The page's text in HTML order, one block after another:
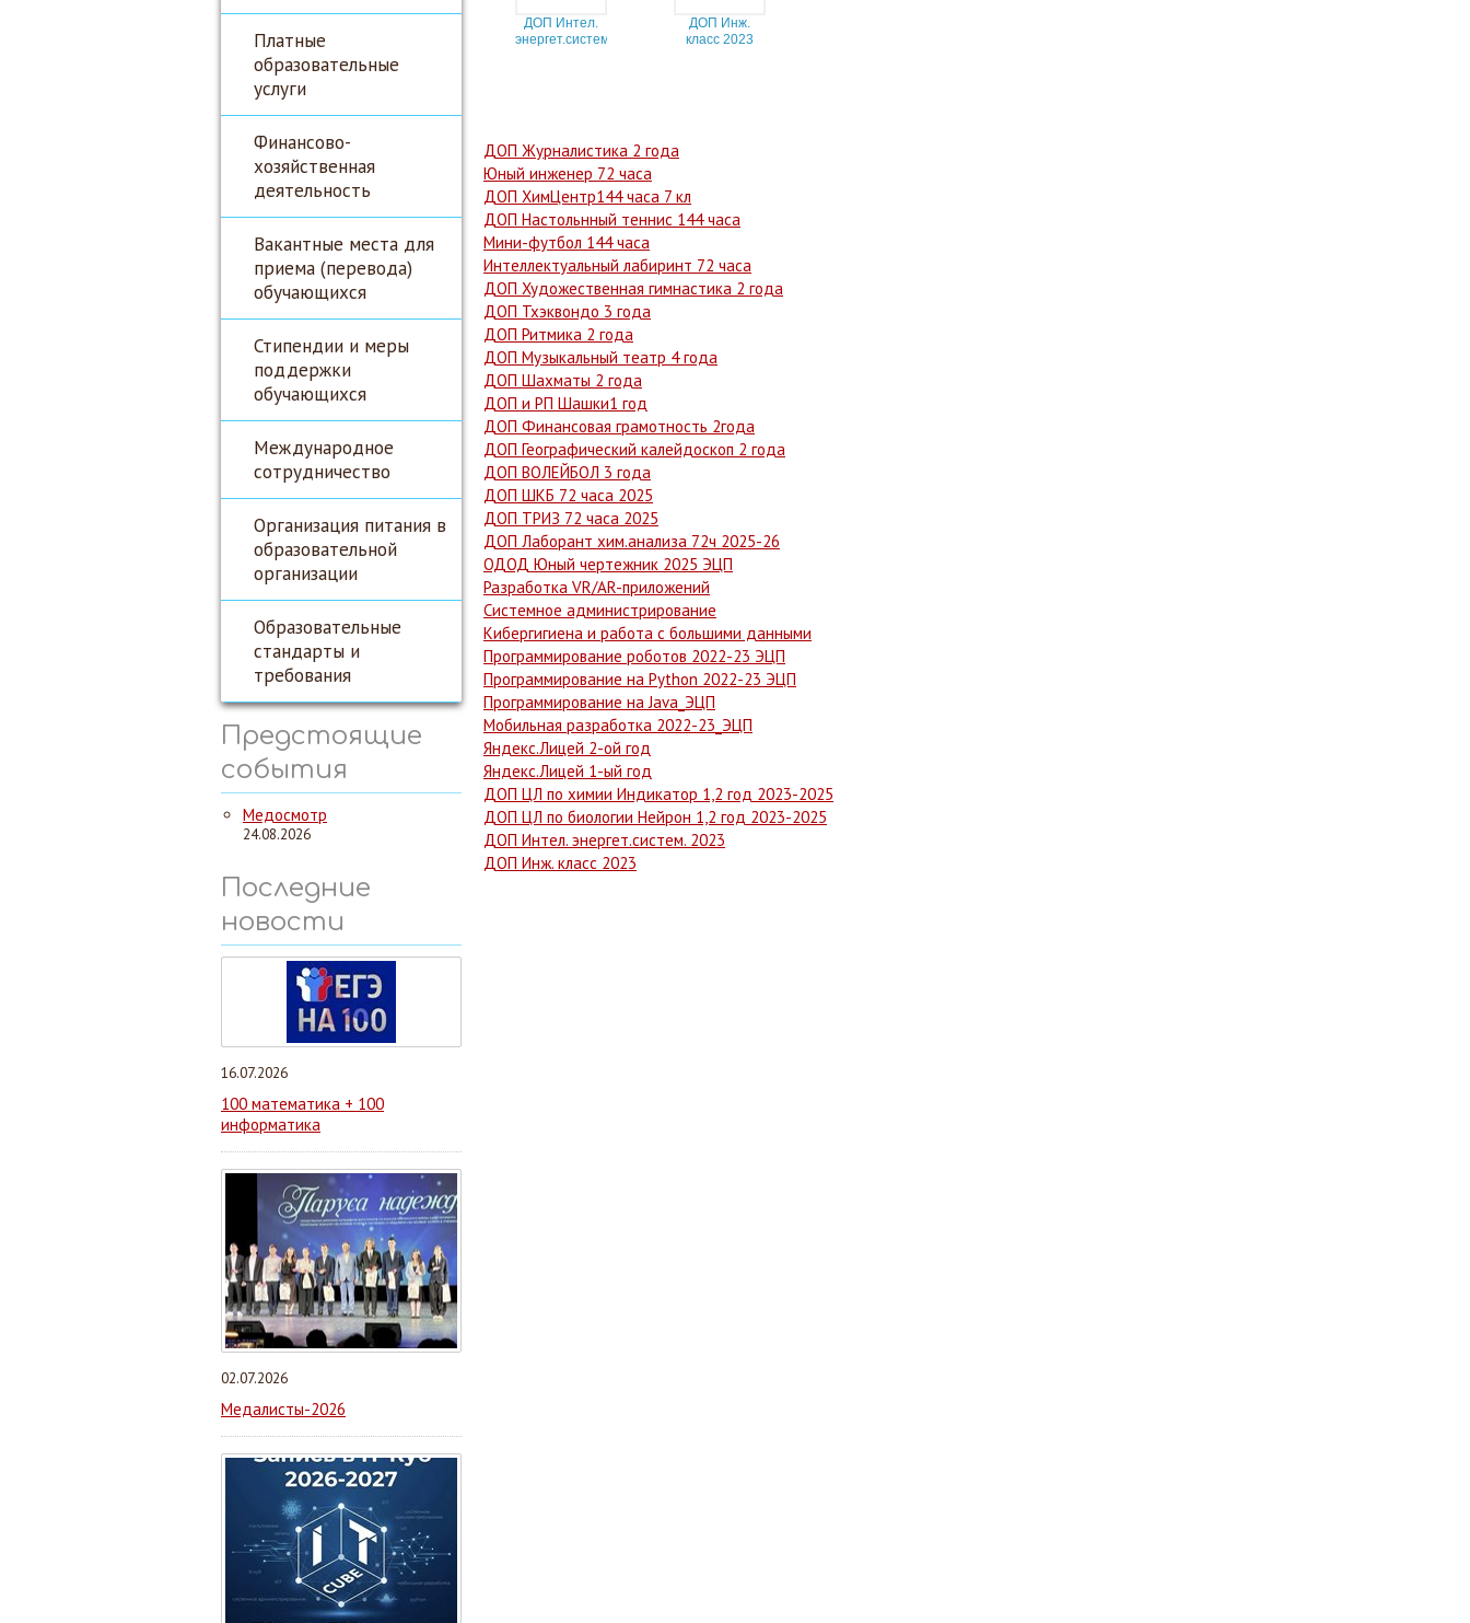
Платные
образовательные
услуги
Финансово-
хозяйственная
деятельность
Вакантные места для
приема (перевода)
обучающихся
Стипендии и меры
поддержки
обучающихся
Международное
сотрудничество
Организация питания в
образовательной
организации
Образовательные
стандарты и
требования
Предстоящие
события
Медосмотр
24.08.2026
Последние
новости
16.07.2026
100 математика + 100
информатика
02.07.2026
Медалисты-2026
ДОП Интел.
энергет.систем.
ДОП Инж.
класс 2023
ДОП Журналистика 2 года
Юный инженер 72 часа
ДОП ХимЦентр144 часа 7 кл
ДОП Настольнный теннис 144 часа
Мини-футбол 144 часа
Интеллектуальный лабиринт 72 часа
ДОП Художественная гимнастика 2 года
ДОП Тхэквондо 3 года
ДОП Ритмика 2 года
ДОП Музыкальный театр 4 года
ДОП Шахматы 2 года
ДОП и РП Шашки1 год
ДОП Финансовая грамотность 2года
ДОП Географический калейдоскоп 2 года
ДОП ВОЛЕЙБОЛ 3 года
ДОП ШКБ 72 часа 2025
ДОП ТРИЗ 72 часа 2025
ДОП Лаборант хим.анализа 72ч 2025-26
ОДОД Юный чертежник 2025 ЭЦП
Разработка VR/AR-приложений
Системное администрирование
Кибергигиена и работа с большими данными
Программирование роботов 2022-23 ЭЦП
Программирование на Python 2022-23 ЭЦП
Программирование на Java_ЭЦП
Мобильная разработка 2022-23_ЭЦП
Яндекс.Лицей 2-ой год
Яндекс.Лицей 1-ый год
ДОП ЦЛ по химии Индикатор 1,2 год 2023-2025
ДОП ЦЛ по биологии Нейрон 1,2 год 2023-2025
ДОП Интел. энергет.систем. 2023
ДОП Инж. класс 2023